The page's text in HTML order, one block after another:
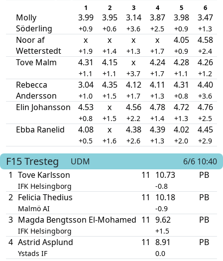
1 2 3 4 5 6
Molly
Söderling
3.99
+0.9
3.95
+0.6
3.14
+3.6
3.87
+2.5
3.98
+0.9
3.47
+1.3
Noor af
Wetterstedt
x
+1.9
x
+1.4
x
+1.3
x
+1.7
4.05
+0.9
4.58
+2.4
Tove Malm 4.31
+1.1
4.15
+1.1
x
+3.7
4.24
+1.7
4.28
+1.1
4.26
+1.2
Rebecca
Andersson
3.04
+1.0
4.35
+1.5
4.12
+1.7
4.11
+1.3
4.31
+0.8
4.40
+3.6
Elin Johansson 4.53
+0.8
x
+1.5
4.56
+2.2
4.78
+1.4
4.72
+1.3
4.76
+2.5
Ebba Ranelid 4.08
+0.5
x
+1.6
4.38
+2.6
4.39
+1.3
4.02
+2.0
4.45
+2.9
F15Tresteg UDM
6/6 10:40
1 Tove Karlsson
IFK Helsingborg
11 10.73
-0.8
PB
2 Felicia Thedius
Malmö AI
11 10.18
-0.9
PB
3 Magda Bengtsson El-Mohamed
IFK Helsingborg
11 9.62
+1.5
PB
4 Astrid Asplund
Ystads IF
11 8.91
0.0
PB